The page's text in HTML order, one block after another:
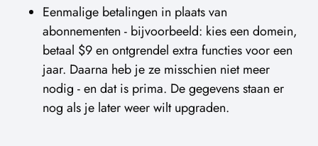
Eenmalige betalingen in plaats van
abonnementen - bijvoorbeeld: kies een domein,
betaal $9 en ontgrendel extra functies voor een
jaar. Daarna heb je ze misschien niet meer
nodig - en dat is prima. De gegevens staan er
nog als je later weer wilt upgraden.